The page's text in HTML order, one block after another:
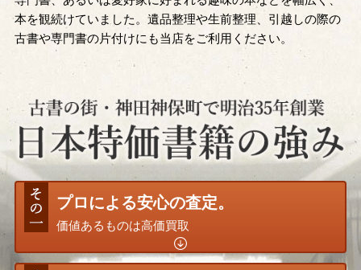
本を観続けていました。遺品整理や生前整理、引越しの際の
古書や専門書の片付けにも当店をご利用ください。
プロによる安心の査定。
価値あるものは高価買取